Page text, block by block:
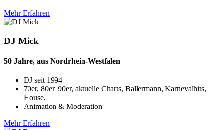
Mehr Erfahren
DJ Mick
50 Jahre, aus Nordrhein-Westfalen
DJ seit 1994
70er, 80er, 90er, aktuelle Charts, Ballermann, Karnevalhits,
House,
Animation & Moderation
Mehr Erfahren